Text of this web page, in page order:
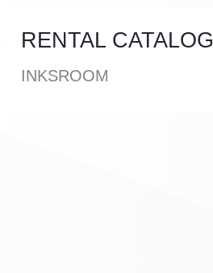
RENTAL CATALOG
INKSROOM